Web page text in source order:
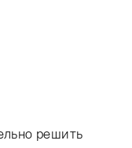
решить